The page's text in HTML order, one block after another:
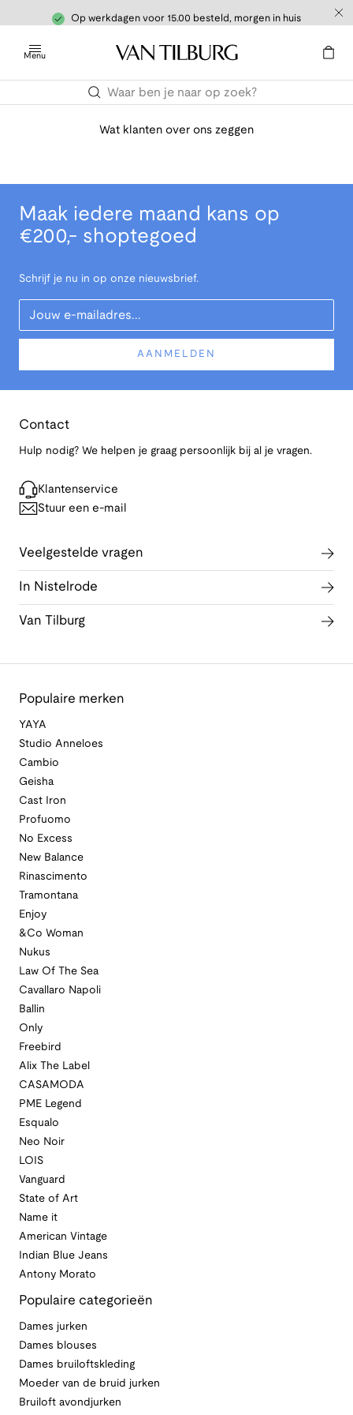
Op werkdagen voor 15.00 besteld, morgen in huis
Menu
Wat klanten over ons zeggen
Maak iedere maand kans op
€200,- shoptegoed
Schrijf je nu in op onze nieuwsbrief.
Your Email
AANMELDEN
Contact
Hulp nodig? We helpen je graag persoonlijk bij al je vragen.
Klantenservice
Stuur een e-mail
Veelgestelde vragen
In Nistelrode
Van Tilburg
Populaire merken
YAYA
Studio Anneloes
Cambio
Geisha
Cast Iron
Profuomo
No Excess
New Balance
Rinascimento
Tramontana
Enjoy
&Co Woman
Nukus
Law Of The Sea
Cavallaro Napoli
Ballin
Only
Freebird
Alix The Label
CASAMODA
PME Legend
Esqualo
Neo Noir
LOIS
Vanguard
State of Art
Name it
American Vintage
Indian Blue Jeans
Antony Morato
Populaire categorieën
Dames jurken
Dames blouses
Dames bruiloftskleding
Moeder van de bruid jurken
Bruiloft avondjurken